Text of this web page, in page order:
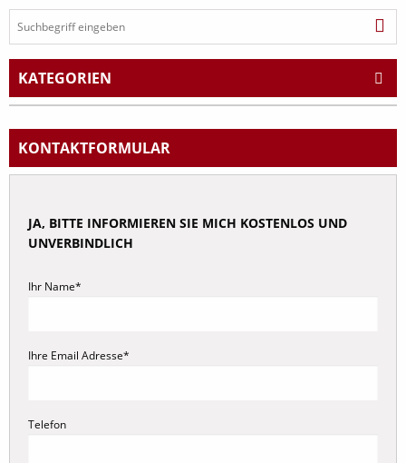
KATEGORIEN
Abfindung
Abmahnung
Arbeitsvertrag
Arbeitszeugnis
Gehalt
KONTAKTFORMULAR
JA, BITTE INFORMIEREN SIE MICH KOSTENLOS UND
UNVERBINDLICH
Ihr Name*
Ihre Email Adresse*
Telefon